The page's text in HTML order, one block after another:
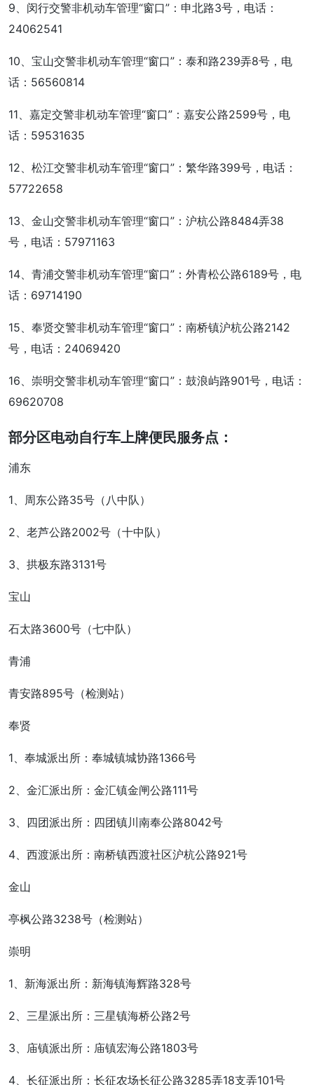
9、闵行交警非机动车管理“窗口”：申北路3号，电话：
24062541
10、宝山交警非机动车管理“窗口”：泰和路239弄8号，电
话：56560814
11、嘉定交警非机动车管理“窗口”：嘉安公路2599号，电
话：59531635
12、松江交警非机动车管理“窗口”：繁华路399号，电话：
57722658
13、金山交警非机动车管理“窗口”：沪杭公路8484弄38
号，电话：57971163
14、青浦交警非机动车管理“窗口”：外青松公路6189号，电
话：69714190
15、奉贤交警非机动车管理“窗口”：南桥镇沪杭公路2142
号，电话：24069420
16、崇明交警非机动车管理“窗口”：鼓浪屿路901号，电话：
69620708
部分区电动自行车上牌便民服务点：
浦东
1、周东公路35号（八中队）
2、老芦公路2002号（十中队）
3、拱极东路3131号
宝山
石太路3600号（七中队）
青浦
青安路895号（检测站）
奉贤
1、奉城派出所：奉城镇城协路1366号
2、金汇派出所：金汇镇金闸公路111号
3、四团派出所：四团镇川南奉公路8042号
4、西渡派出所：南桥镇西渡社区沪杭公路921号
金山
亭枫公路3238号（检测站）
崇明
1、新海派出所：新海镇海辉路328号
2、三星派出所：三星镇海桥公路2号
3、庙镇派出所：庙镇宏海公路1803号
4、长征派出所：长征农场长征公路3285弄18支弄101号